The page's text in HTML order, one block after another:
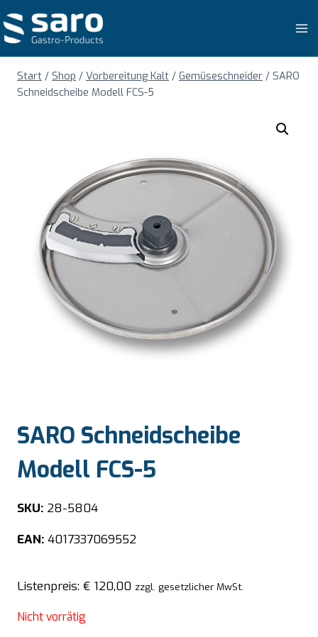
Inhalt
springen
Start / Shop / Vorbereitung Kalt / Gemüseschneider / SARO
Schneidscheibe Modell FCS-5
SARO Schneidscheibe
Modell FCS-5
SKU: 28-5804
EAN: 4017337069552
Listenpreis: € 120,00 zzgl. gesetzlicher MwSt.
Nicht vorrätig